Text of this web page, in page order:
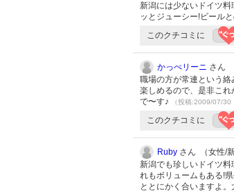
新潟には少ないドイツ
ッとジューシー!ビール
このクチコミに
かっぺリーニ さん
職場の方が常連という
楽しめるので、是非こ
で〜す♪
（投稿:2009/07/
このクチコミに
Ruby さん （女性/
新潟でも珍しいドイツ
れもボリュームもある!
ととにかく合いますよ